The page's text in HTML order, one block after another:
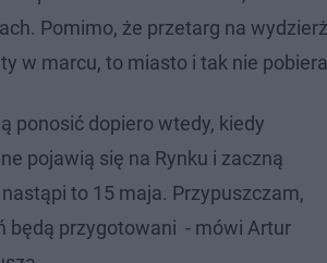
Pomimo, że przetarg na
w marcu, to miasto i tak nie
ponosić dopiero wtedy, kiedy
pojawią się na Rynku i zaczną
to 15 maja. Przypuszczam,
będą przygotowani - mówi Artur